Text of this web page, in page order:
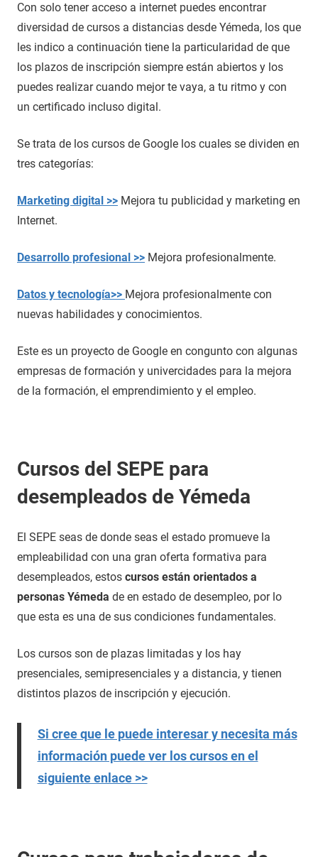
Con solo tener acceso a internet puedes encontrar
diversidad de cursos a distancias desde Yémeda, los que
les indico a continuación tiene la particularidad de que
los plazos de inscripción siempre están abiertos y los
puedes realizar cuando mejor te vaya, a tu ritmo y con
un certificado incluso digital.
Se trata de los cursos de Google los cuales se dividen en
tres categorías:
Marketing digital >> Mejora tu publicidad y marketing en
Internet.
Desarrollo profesional >> Mejora profesionalmente.
Datos y tecnología>> Mejora profesionalmente con
nuevas habilidades y conocimientos.
Este es un proyecto de Google en congunto con algunas
empresas de formación y univercidades para la mejora
de la formación, el emprendimiento y el empleo.
Cursos del SEPE para
desempleados de Yémeda
El SEPE seas de donde seas el estado promueve la
empleabilidad con una gran oferta formativa para
desempleados, estos cursos están orientados a
personas Yémeda de en estado de desempleo, por lo
que esta es una de sus condiciones fundamentales.
Los cursos son de plazas limitadas y los hay
presenciales, semipresenciales y a distancia, y tienen
distintos plazos de inscripción y ejecución.
Si cree que le puede interesar y necesita más
información puede ver los cursos en el
siguiente enlace >>